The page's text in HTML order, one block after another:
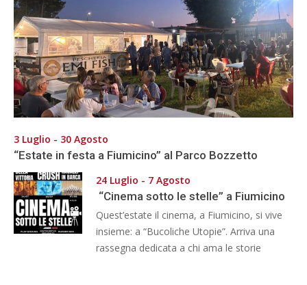
3 Luglio - 30 Agosto
“Estate in festa a Fiumicino” al Parco Bozzetto
24 Luglio - 7 Agosto
“Cinema sotto le stelle” a Fiumicino
Quest’estate il cinema, a Fiumicino, si vive
insieme: a “Bucoliche Utopie”. Arriva una
rassegna dedicata a chi ama le storie